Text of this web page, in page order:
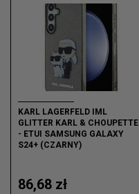
KARL LAGERFELD IML
GLITTER KARL & CHOUPETTE
- ETUI SAMSUNG GALAXY
S24+ (CZARNY)
86,68 zł